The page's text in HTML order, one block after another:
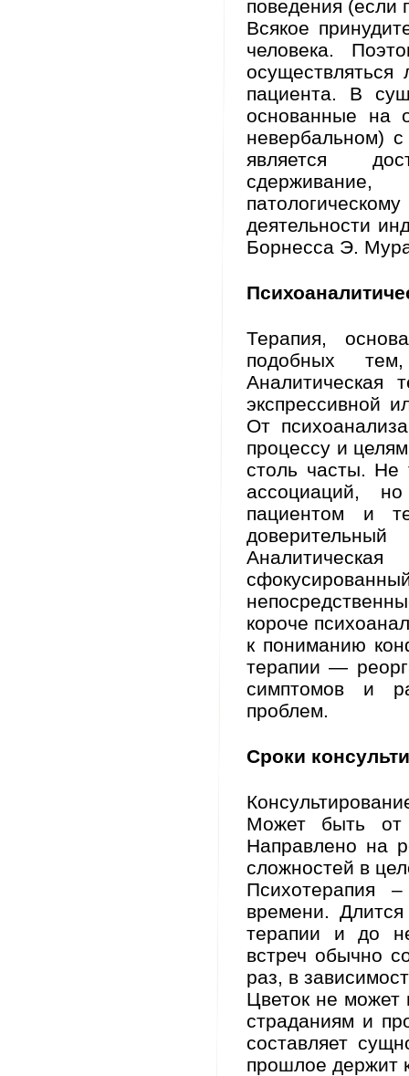
поведения (если
Всякое
человека.
осуществляться
пациента. В
основанные на
невербальном)
является
деятельности
Борнесса Э.
Терапия,
подобных
Аналитическая
экспрессивной
От
процессу и
столь часты. Не
ассоциаций,
пациентом и
короче
к пониманию
терапии —
симптомов и
проблем.
Сроки
Может быть от
Направлено на
сложностей в
Психотерапия
времени.
терапии и до
встреч обычно
раз, в
Цветок не может
страданиям и
составляет
прошлое держит